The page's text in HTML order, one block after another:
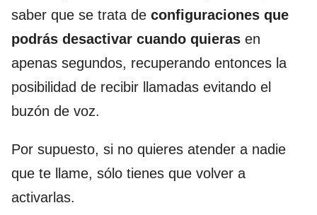
saber que se trata de configuraciones que
podrás desactivar cuando quieras en
apenas segundos, recuperando entonces la
posibilidad de recibir llamadas evitando el
buzón de voz.
Por supuesto, si no quieres atender a nadie
que te llame, sólo tienes que volver a
activarlas.